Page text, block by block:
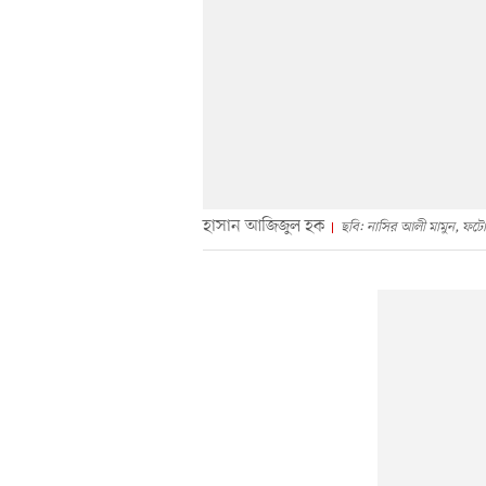
হাসান আজিজুল হক ছবি: নাসির আলী মামুন,